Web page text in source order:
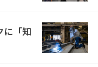
に「知